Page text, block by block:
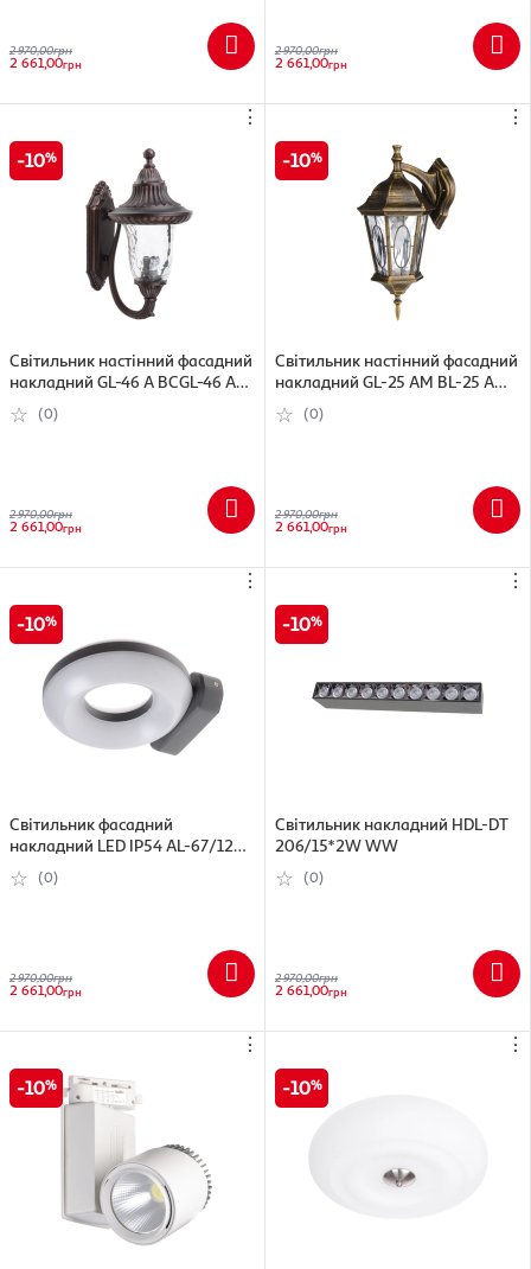
2 970,00грн
2 661,00грн
2 970,00грн
2 661,00грн
⋮
10
Світильник настінний фасадний
накладний GL-46 A BCGL-46 A
BC
(0)
2 970,00грн
2 661,00грн
⋮
10
Світильник настінний фасадний
накладний GL-25 AM BL-25 AM
BG
(0)
2 970,00грн
2 661,00грн
⋮
10
Світильник фасадний
накладний LED IP54 AL-67/12W
AL-67/12W
(0)
2 970,00грн
2 661,00грн
⋮
10
Світильник накладний HDL-DT
206/15*2W WW
(0)
2 970,00грн
2 661,00грн
⋮
10
⋮
10